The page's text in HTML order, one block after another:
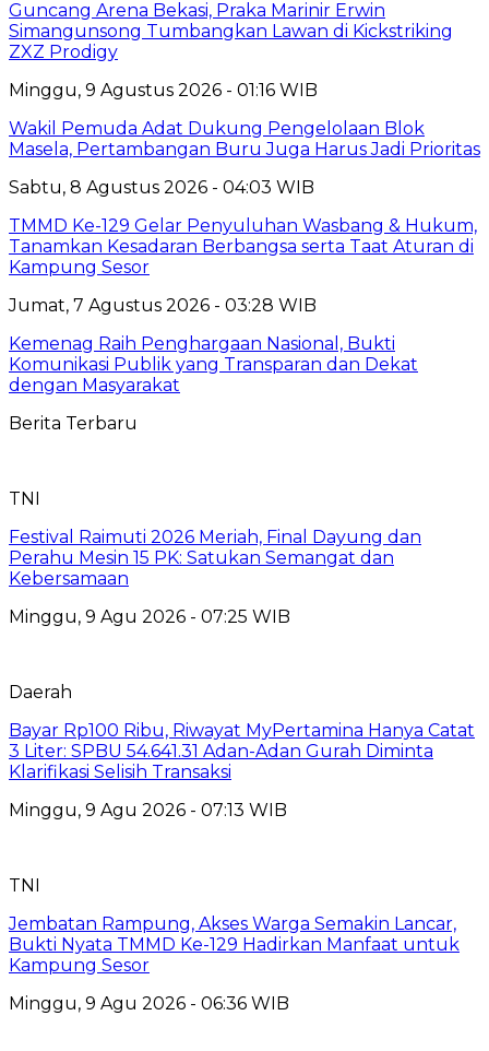
Guncang Arena Bekasi, Praka Marinir Erwin
Simangunsong Tumbangkan Lawan di Kickstriking
ZXZ Prodigy
Minggu, 9 Agustus 2026 - 01:16 WIB
Wakil Pemuda Adat Dukung Pengelolaan Blok
Masela, Pertambangan Buru Juga Harus Jadi Prioritas
Sabtu, 8 Agustus 2026 - 04:03 WIB
TMMD Ke-129 Gelar Penyuluhan Wasbang & Hukum,
Tanamkan Kesadaran Berbangsa serta Taat Aturan di
Kampung Sesor
Jumat, 7 Agustus 2026 - 03:28 WIB
Kemenag Raih Penghargaan Nasional, Bukti
Komunikasi Publik yang Transparan dan Dekat
dengan Masyarakat
Berita Terbaru
TNI
Festival Raimuti 2026 Meriah, Final Dayung dan
Perahu Mesin 15 PK: Satukan Semangat dan
Kebersamaan
Minggu, 9 Agu 2026 - 07:25 WIB
Daerah
Bayar Rp100 Ribu, Riwayat MyPertamina Hanya Catat
3 Liter: SPBU 54.641.31 Adan-Adan Gurah Diminta
Klarifikasi Selisih Transaksi
Minggu, 9 Agu 2026 - 07:13 WIB
TNI
Jembatan Rampung, Akses Warga Semakin Lancar,
Bukti Nyata TMMD Ke-129 Hadirkan Manfaat untuk
Kampung Sesor
Minggu, 9 Agu 2026 - 06:36 WIB